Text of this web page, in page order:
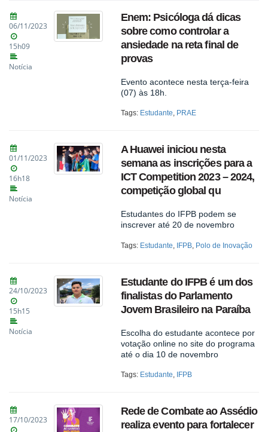
06/11/2023
15h09
Notícia
Enem: Psicóloga dá dicas
sobre como controlar a
ansiedade na reta final de
provas
Evento acontece nesta terça-feira
(07) às 18h.
Tags: Estudante, PRAE
01/11/2023
16h18
Notícia
A Huawei iniciou nesta
semana as inscrições para a
ICT Competition 2023 – 2024,
competição global qu
Estudantes do IFPB podem se
inscrever até 20 de novembro
Tags: Estudante IFPB, Polo de Inovação
24/10/2023
15h15
Notícia
Estudante do IFPB é um dos
finalistas do Parlamento
Jovem Brasileiro na Paraíba
Escolha do estudante acontece por
votação online no site do programa
até o dia 10 de novembro
Tags: Estudante, IFPB
17/10/2023
Rede de Combate ao Assédio
realiza evento para fortalecer